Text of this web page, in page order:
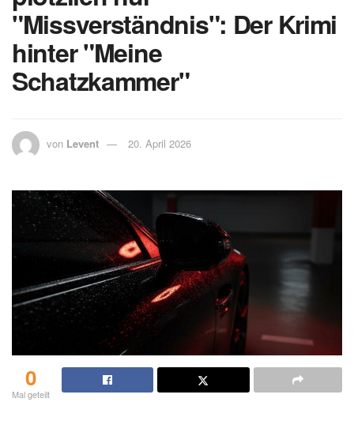
"Missverständnis": Der Krimi
hinter "Meine
Schatzkammer"
von Levent 20. April 2026
0
Mal geteilt